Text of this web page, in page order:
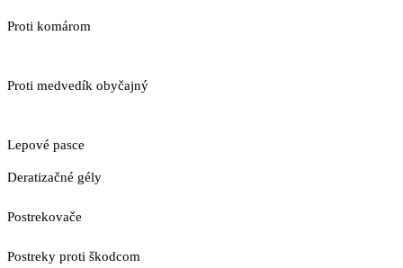
Proti komárom
Proti medvedík obyčajný
Lepové pasce
Deratizačné gély
Postrekovače
Postreky proti škodcom